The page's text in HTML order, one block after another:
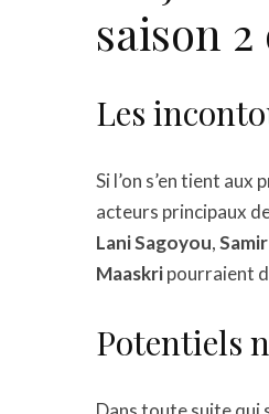
saison
Les
Si l’on s’en tient
acteurs principaux
Lani Sagoyou,
Maaskripourraient
Potentiels